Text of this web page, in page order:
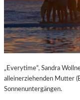
„Everytime“, Sandra
alleinerziehenden Mutter
Sonnenuntergängen.